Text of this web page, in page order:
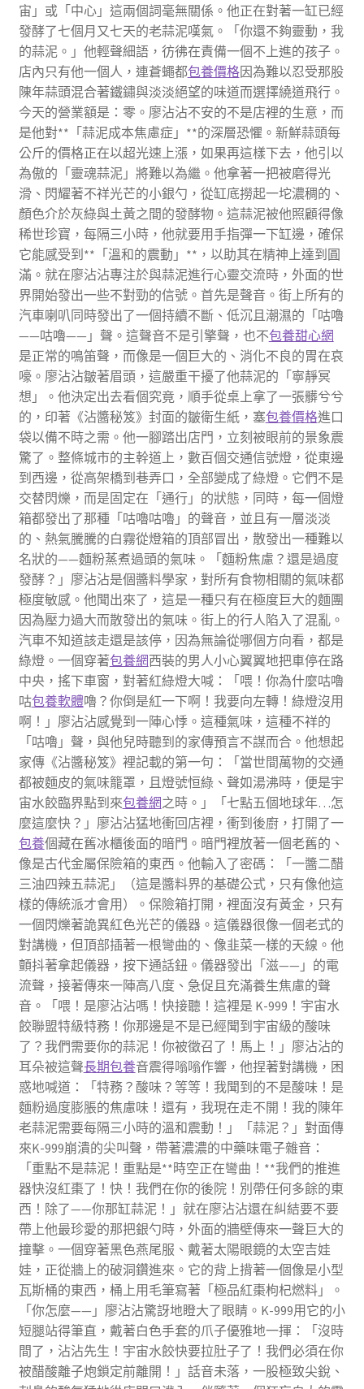
宙」或「中心」這兩個詞毫無關係。他正在對著一缸已經
發酵了七個月又七天的老蒜泥嘆氣。「你還不夠靈動，我
的蒜泥。」他輕聲細語，彷彿在責備一個不上進的孩子。
店內只有他一個人，連蒼蠅都包養價格因為難以忍受那股
陳年蒜頭混合著鐵鏽與淡淡絕望的味道而選擇繞道飛行。
今天的營業額是：零。廖沾沾不安的不是店裡的生意，而
是他對**「蒜泥成本焦慮症」**的深層恐懼。新鮮蒜頭每
公斤的價格正在以超光速上漲，如果再這樣下去，他引以
為傲的「靈魂蒜泥」將難以為繼。他拿著一把被磨得光
滑、閃耀著不祥光芒的小銀勺，從缸底撈起一坨濃稠的、
顏色介於灰綠與土黃之間的發酵物。這蒜泥被他照顧得像
稀世珍寶，每隔三小時，他就要用手指彈一下缸邊，確保
它能感受到**「溫和的震動」**，以助其在精神上達到圓
滿。就在廖沾沾專注於與蒜泥進行心靈交流時，外面的世
界開始發出一些不對勁的信號。首先是聲音。街上所有的
汽車喇叭同時發出了一個持續不斷、低沉且潮濕的「咕嚕
——咕嚕——」聲。這聲音不是引擎聲，也不包養甜心網
是正常的鳴笛聲，而像是一個巨大的、消化不良的胃在哀
嚎。廖沾沾皺著眉頭，這嚴重干擾了他蒜泥的「寧靜冥
想」。他決定出去看個究竟，順手從桌上拿了一張髒兮兮
的，印著《沾醬秘笈》封面的皺衛生紙，塞包養價格進口
袋以備不時之需。他一腳踏出店門，立刻被眼前的景象震
驚了。整條城市的主幹道上，數百個交通信號燈，從東邊
到西邊，從高架橋到巷弄口，全部變成了綠燈。它們不是
交替閃爍，而是固定在「通行」的狀態，同時，每一個燈
箱都發出了那種「咕嚕咕嚕」的聲音，並且有一層淡淡
的、熱氣騰騰的白霧從燈箱的頂部冒出，散發出一種難以
名狀的——麵粉蒸煮過頭的氣味。「麵粉焦慮？還是過度
發酵？」廖沾沾是個醬料學家，對所有食物相關的氣味都
極度敏感。他聞出來了，這是一種只有在極度巨大的麵團
因為壓力過大而散發出的氣味。街上的行人陷入了混亂。
汽車不知道該走還是該停，因為無論從哪個方向看，都是
綠燈。一個穿著包養網西裝的男人小心翼翼地把車停在路
中央，搖下車窗，對著紅綠燈大喊：「喂！你為什麼咕嚕
咕包養軟體嚕？你倒是紅一下啊！我要向左轉！綠燈沒用
啊！」廖沾沾感覺到一陣心悸。這種氣味，這種不祥的
「咕嚕」聲，與他兒時聽到的家傳預言不謀而合。他想起
家傳《沾醬秘笈》裡記載的第一句：「當世間萬物的交通
都被麵皮的氣味籠罩，且燈號恒綠、聲如湯沸時，便是宇
宙水餃臨界點到來包養網之時。」「七點五個地球年…怎
麼這麼快？」廖沾沾猛地衝回店裡，衝到後廚，打開了一
包養個藏在舊冰櫃後面的暗門。暗門裡放著一個老舊的、
像是古代金屬保險箱的東西。他輸入了密碼：「一醬二醋
三油四辣五蒜泥」（這是醬料界的基礎公式，只有像他這
樣的傳統派才會用）。保險箱打開，裡面沒有黃金，只有
一個閃爍著詭異紅色光芒的儀器。這儀器很像一個老式的
對講機，但頂部插著一根彎曲的、像韭菜一樣的天線。他
顫抖著拿起儀器，按下通話鈕。儀器發出「滋——」的電
流聲，接著傳來一陣高八度、急促且充滿養生焦慮的聲
音。「喂！是廖沾沾嗎！快接聽！這裡是 K-999！宇宙水
餃聯盟特級特務！你那邊是不是已經聞到宇宙級的酸味
了？我們需要你的蒜泥！你被徵召了！馬上！」廖沾沾的
耳朵被這聲長期包養音震得嗡嗡作響，他捏著對講機，困
惑地喊道：「特務？酸味？等等！我聞到的不是酸味！是
麵粉過度膨脹的焦慮味！還有，我現在走不開！我的陳年
老蒜泥需要每隔三小時的溫和震動！」「蒜泥？」對面傳
來K-999崩潰的尖叫聲，帶著濃濃的中藥味電子雜音：
「重點不是蒜泥！重點是**時空正在彎曲！**我們的推進
器快沒紅棗了！快！我們在你的後院！別帶任何多餘的東
西！除了——你那缸蒜泥！」就在廖沾沾還在糾結要不要
帶上他最珍愛的那把銀勺時，外面的牆壁傳來一聲巨大的
撞擊。一個穿著黑色燕尾服、戴著太陽眼鏡的太空吉娃
娃，正從牆上的破洞鑽進來。它的背上揹著一個像是小型
瓦斯桶的東西，桶上用毛筆寫著「極品紅棗枸杞燃料」。
「你怎麼——」廖沾沾驚訝地瞪大了眼睛。K-999用它的小
短腿站得筆直，戴著白色手套的爪子優雅地一揮：「沒時
間了，沾沾先生！宇宙水餃快要拉肚子了！我們必須在你
被醋酸離子炮鎖定前離開！」話音未落，一股極致尖銳、